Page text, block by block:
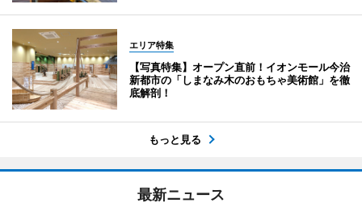
エリア特集
【写真特集】オープン直前！イオンモール今治
新都市の「しまなみ木のおもちゃ美術館」を徹
底解剖！
もっと見る
最新ニュース